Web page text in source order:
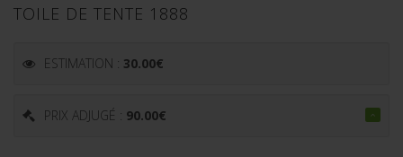
TOILE DE TENTE 1888
ESTIMATION : 30.00€
PRIX ADJUGÉ : 90.00€